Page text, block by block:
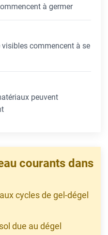
à germer
commencent à se
peuvent
courants dans
cycles de gel-dégel
due au dégel